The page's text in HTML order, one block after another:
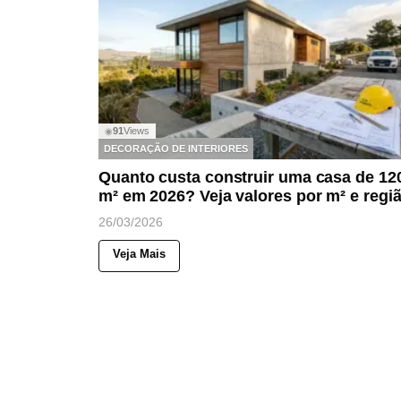
◉91Views
DECORAÇÃO DE INTERIORES
Quanto custa construir uma casa de
m² em 2026? Veja valores por m² e
26/03/2026
Veja Mais